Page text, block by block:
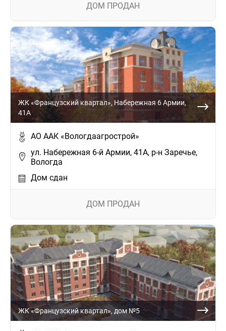
ДОМ ПРОДАН
ЖК «Французский квартал», Набережная 6 Армии,
41А
АО ААК «Вологдаагрострой»
ул. Набережная 6-й Армии, 41А, р-н Заречье,
Вологда
Дом сдан
ДОМ ПРОДАН
ЖК «Французский квартал», дом №5